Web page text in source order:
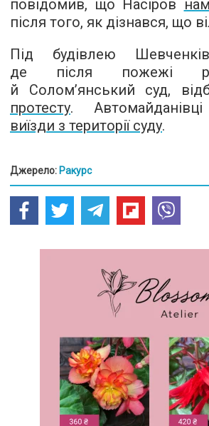
повідомив, що Насіров
після того, як дізнався, що
Під будівлею
де після пожежі
й Солом’янський суд,
протесту.
виїзди з території суду.
Джерело: Ракурс